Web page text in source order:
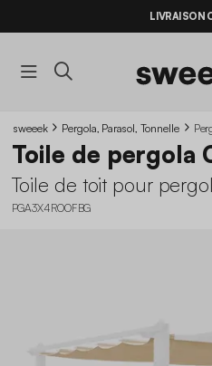
LIVRAISON
sweeek Pergola, Parasol, Tonnelle
Toile de pergola
Toile de toit pour
PGA3X4ROOFBG